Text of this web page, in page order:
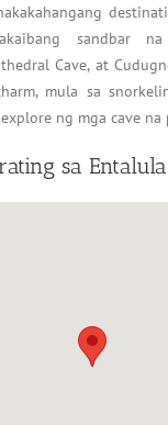
sandbar
Cave, at
mula sa
ng mga cave
sa